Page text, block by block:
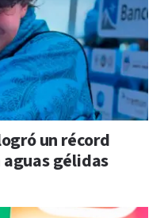
un récord
gélidas